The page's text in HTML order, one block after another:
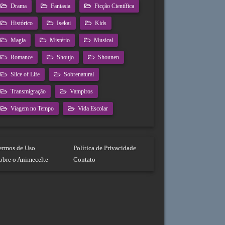
Drama Fantasia Ficção Científica
Histórico Isekai Kids
Magia Mistério Musical
Romance Shoujo Shounen
Slice of Life Sobrenatural
Transmigração Vampiros
Viagem no Tempo Vida Escolar
de Uso
Política de Privacidade
o Animecelte
Contato